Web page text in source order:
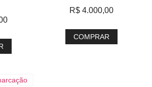
R$ 4.000,00
COMPRAR